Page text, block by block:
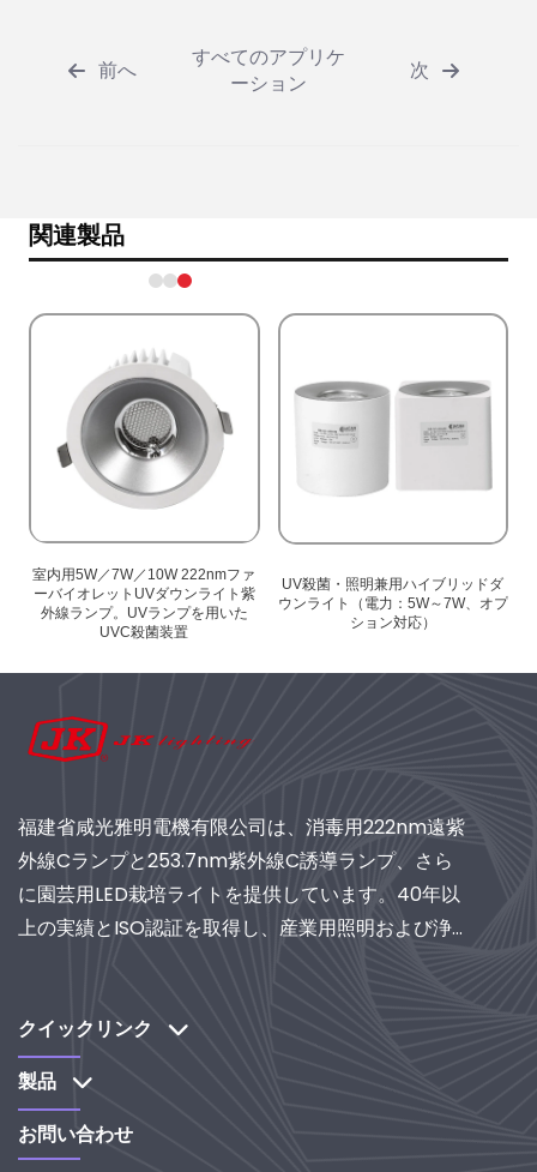
前へ
すべてのアプリケ
ーション
次
関連製品
室内用5W／7W／10W 222nmファ
ーバイオレットUVダウンライト紫
外線ランプ。UVランプを用いた
UVC殺菌装置
UV殺菌・照明兼用ハイブリッドダ
ウンライト（電力：5W～7W、オプ
ション対応）
福建省咸光雅明電機有限公司は、消毒用222nm遠紫
外線Cランプと253.7nm紫外線C誘導ランプ、さら
に園芸用LED栽培ライトを提供しています。40年以
上の実績とISO認証を取得し、産業用照明および浄化
クイックリンク
製品
お問い合わせ